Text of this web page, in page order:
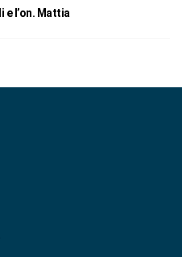
e l’on. Mattia